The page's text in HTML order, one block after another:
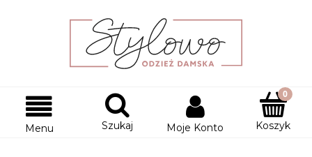
Menu Szukaj Moje Konto Koszyk